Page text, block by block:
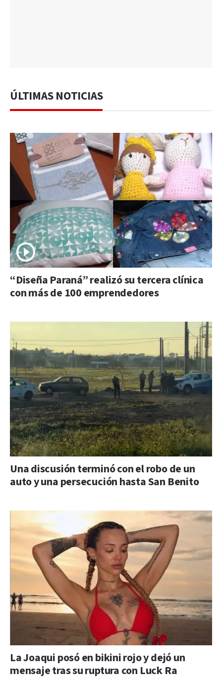
ÚLTIMAS NOTICIAS
“Diseña Paraná” realizó su tercera clínica
con más de 100 emprendedores
Una discusión terminó con el robo de un
auto y una persecución hasta San Benito
La Joaqui posó en bikini rojo y dejó un
mensaje tras su ruptura con Luck Ra